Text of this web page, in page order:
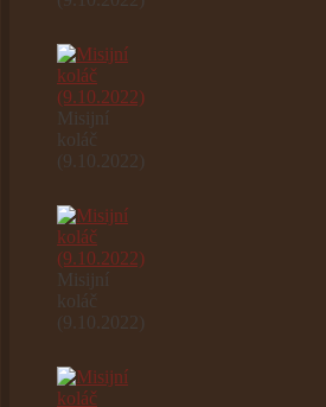
Misijní
koláč
(9.10.2022)
Misijní
koláč
(9.10.2022)